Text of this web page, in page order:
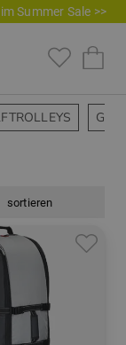
Summer Sale >>
sortieren